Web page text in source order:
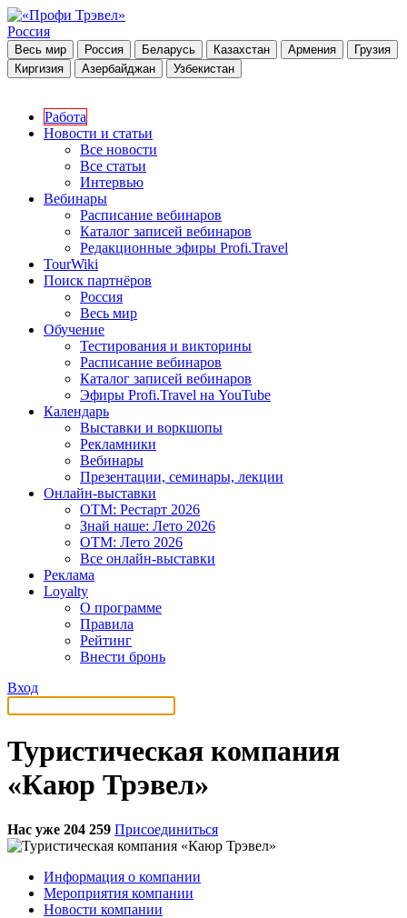
Россия
Весь мир Россия Беларусь Казахстан Армения
Грузия
Киргизия
Азербайджан Узбекистан
Работа
Новости и статьи
Все новости
Все статьи
Интервью
Вебинары
Расписание вебинаров
Каталог записей вебинаров
Редакционные эфиры Profi.Travel
TourWiki
Поиск партнёров
Россия
Весь мир
Обучение
Тестирования и викторины
Расписание вебинаров
Каталог записей вебинаров
Эфиры Profi.Travel на YouTube
Календарь
Выставки и воркшопы
Рекламники
Вебинары
Презентации, семинары, лекции
Онлайн-выставки
OTM: Рестарт 2026
Знай наше: Лето 2026
OTM: Лето 2026
Все онлайн-выставки
Реклама
Loyalty
О программе
Правила
Рейтинг
Внести бронь
Вход
Туристическая компания
«Каюр Трэвел»
Нас уже 204 259 Присоединиться
Информация о компании
Мероприятия компании
Новости компании